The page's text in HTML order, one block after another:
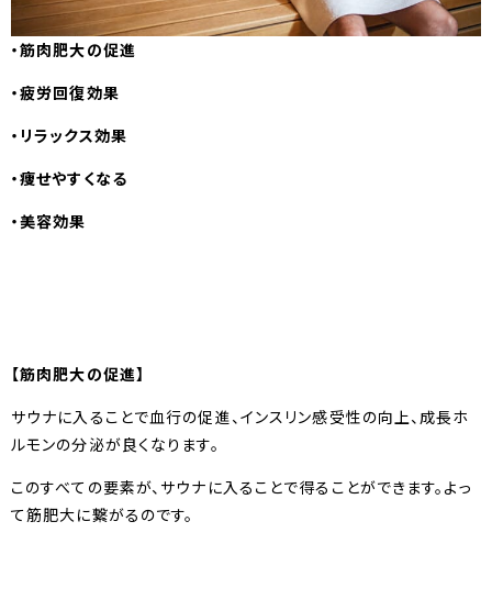
・筋肉肥大の促進
・疲労回復効果
・リラックス効果
・痩せやすくなる
・美容効果
【筋肉肥大の促進】
サウナに入ることで血行の促進、インスリン感受性の向上、成長ホ
ルモンの分泌が良くなります。
このすべての要素が、サウナに入ることで得ることができます。よっ
て筋肥大に繋がるのです。